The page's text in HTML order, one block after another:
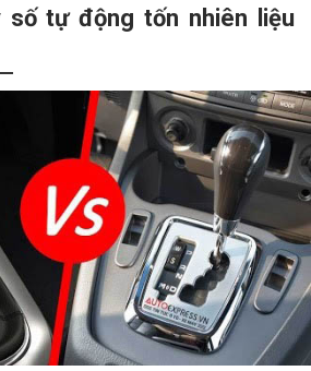
số tự động tốn nhiên liệu